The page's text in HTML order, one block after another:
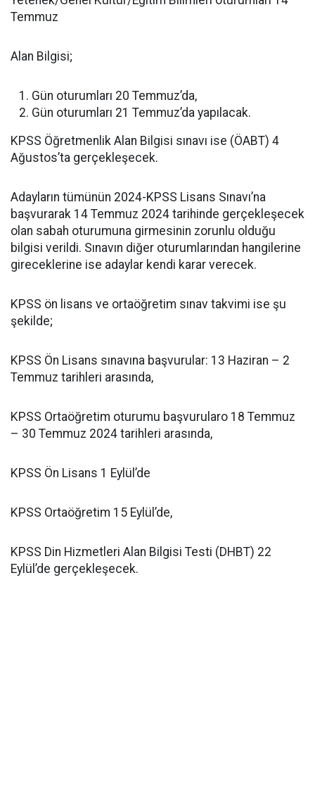
Temmuz
Alan Bilgisi;
Gün oturumları 20 Temmuz’da,
Gün oturumları 21 Temmuz’da yapılacak.
KPSS Öğretmenlik Alan Bilgisi sınavı ise (ÖABT) 4
Ağustos’ta gerçekleşecek.
Adayların tümünün 2024-KPSS Lisans Sınavı’na
başvurarak 14 Temmuz 2024 tarihinde gerçekleşecek
olan sabah oturumuna girmesinin zorunlu olduğu
bilgisi verildi. Sınavın diğer oturumlarından hangilerine
gireceklerine ise adaylar kendi karar verecek.
KPSS ön lisans ve ortaöğretim sınav takvimi ise şu
şekilde;
KPSS Ön Lisans sınavına başvurular: 13 Haziran – 2
Temmuz tarihleri arasında,
KPSS Ortaöğretim oturumu başvurularo 18 Temmuz
– 30 Temmuz 2024 tarihleri arasında,
KPSS Ön Lisans 1 Eylül’de
KPSS Ortaöğretim 15 Eylül’de,
KPSS Din Hizmetleri Alan Bilgisi Testi (DHBT) 22
Eylül’de gerçekleşecek.